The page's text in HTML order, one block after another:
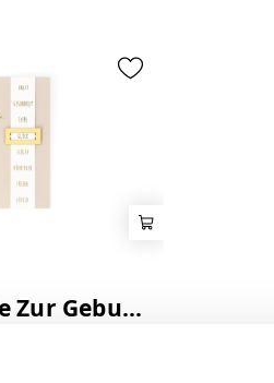
viel Kraft